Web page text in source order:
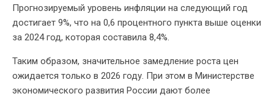
Прогнозируемый уровень инфляции на следующий год
достигает 9%, что на 0,6 процентного пункта выше оценки
за 2024 год, которая составила 8,4%.
Таким образом, значительное замедление роста цен
ожидается только в 2026 году. При этом в Министерстве
экономического развития России дают более